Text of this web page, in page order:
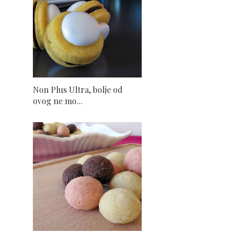
Non Plus Ultra, bolje od
ovog ne mo...